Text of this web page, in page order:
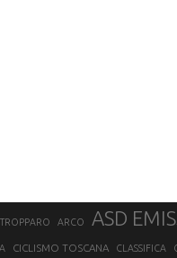
ARCO ASD
CICLISMO TOSCANA CLASSIFICA